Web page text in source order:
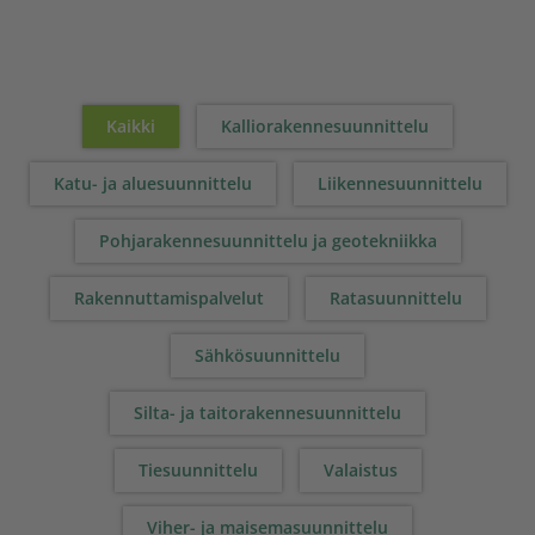
Kaikki Kalliorakennesuunnittelu
Katu- ja aluesuunnittelu Liikennesuunnittelu
Pohjarakennesuunnittelu ja geotekniikka
Rakennuttamispalvelut Ratasuunnittelu
Sähkösuunnittelu
Silta- ja taitorakennesuunnittelu
Tiesuunnittelu Valaistus
Viher- ja maisemasuunnittelu